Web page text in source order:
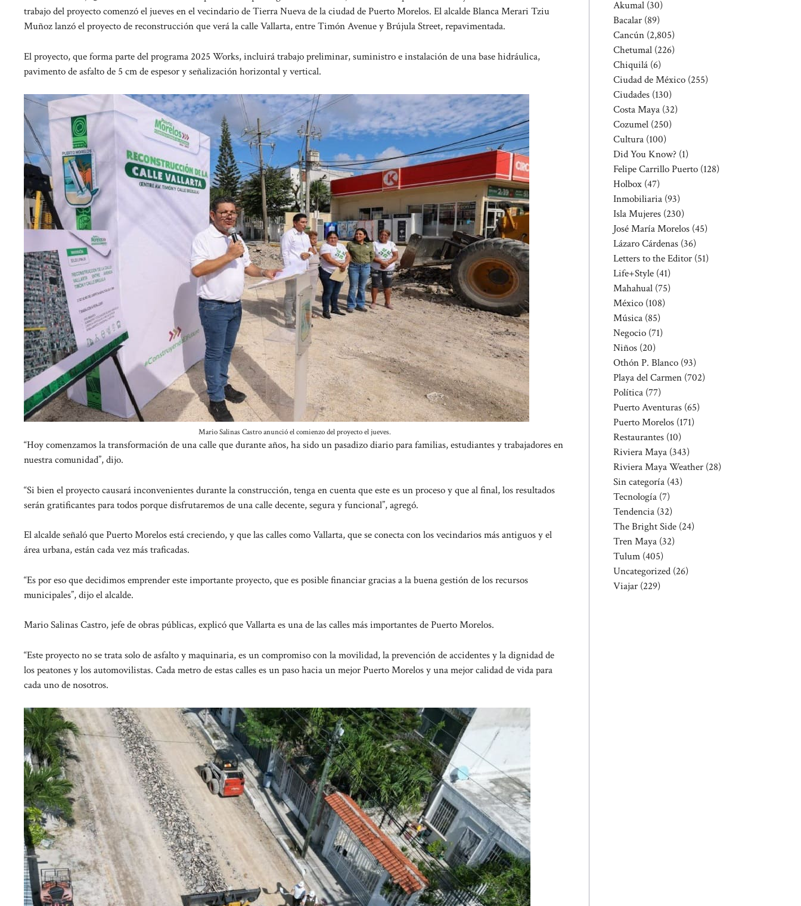
trabajo del proyecto comenzó el jueves en el vecindario de Tierra Nueva de la ciudad de Puerto Morelos. El alcalde Blanca Merari Tziu
Muñoz lanzó el proyecto de reconstrucción que verá la calle Vallarta, entre Timón Avenue y Brújula Street, repavimentada.
El proyecto, que forma parte del programa 2025 Works, incluirá trabajo preliminar, suministro e instalación de una base hidráulica,
pavimento de asfalto de 5 cm de espesor y señalización horizontal y vertical.
Mario Salinas Castro anunció el comienzo del proyecto el jueves.
“Hoy comenzamos la transformación de una calle que durante años, ha sido un pasadizo diario para familias, estudiantes y trabajadores en
nuestra comunidad”, dijo.
“Si bien el proyecto causará inconvenientes durante la construcción, tenga en cuenta que este es un proceso y que al final, los resultados
serán gratificantes para todos porque disfrutaremos de una calle decente, segura y funcional”, agregó.
El alcalde señaló que Puerto Morelos está creciendo, y que las calles como Vallarta, que se conecta con los vecindarios más antiguos y el
área urbana, están cada vez más traficadas.
“Es por eso que decidimos emprender este importante proyecto, que es posible financiar gracias a la buena gestión de los recursos
municipales”, dijo el alcalde.
Mario Salinas Castro, jefe de obras públicas, explicó que Vallarta es una de las calles más importantes de Puerto Morelos.
“Este proyecto no se trata solo de asfalto y maquinaria, es un compromiso con la movilidad, la prevención de accidentes y la dignidad de
los peatones y los automovilistas. Cada metro de estas calles es un paso hacia un mejor Puerto Morelos y una mejor calidad de vida para
cada uno de nosotros.
Akumal (30)
Bacalar (89)
Cancún (2,805)
Chetumal (226)
Chiquilá (6)
Ciudad de México (255)
Ciudades (130)
Costa Maya (32)
Cozumel (250)
Cultura (100)
Did You Know? (1)
Felipe Carrillo Puerto (128)
Holbox (47)
Inmobiliaria (93)
Isla Mujeres (230)
José María Morelos (45)
Lázaro Cárdenas (36)
Letters to the Editor (51)
Life+Style (41)
Mahahual (75)
México (108)
Música (85)
Negocio (71)
Niños (20)
Othón P. Blanco (93)
Playa del Carmen (702)
Política (77)
Puerto Aventuras (65)
Puerto Morelos (171)
Restaurantes (10)
Riviera Maya (343)
Riviera Maya Weather (28)
Sin categoría (43)
Tecnología (7)
Tendencia (32)
The Bright Side (24)
Tren Maya (32)
Tulum (405)
Uncategorized (26)
Viajar (229)